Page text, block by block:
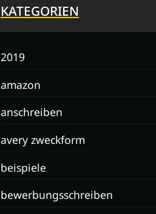
KATEGORIEN
2019
amazon
anschreiben
avery zweckform
beispiele
bewerbungsschreiben